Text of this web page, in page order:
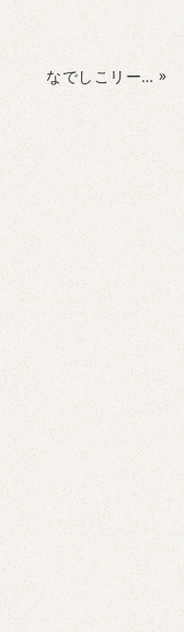
なでしこリーグ2部 vsスフィーダ世田谷FC を観戦してきました！ »